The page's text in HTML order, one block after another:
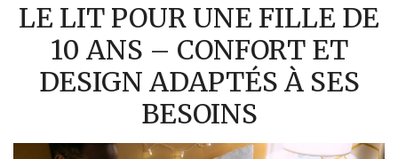
LE LIT POUR UNE FILLE DE
10 ANS – CONFORT ET
DESIGN ADAPTÉS À SES
BESOINS